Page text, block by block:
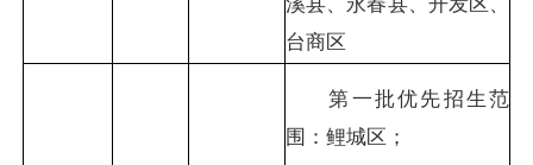
溪县、永春县、开发区、
台商区
第一批优先招生范
围：鲤城区；